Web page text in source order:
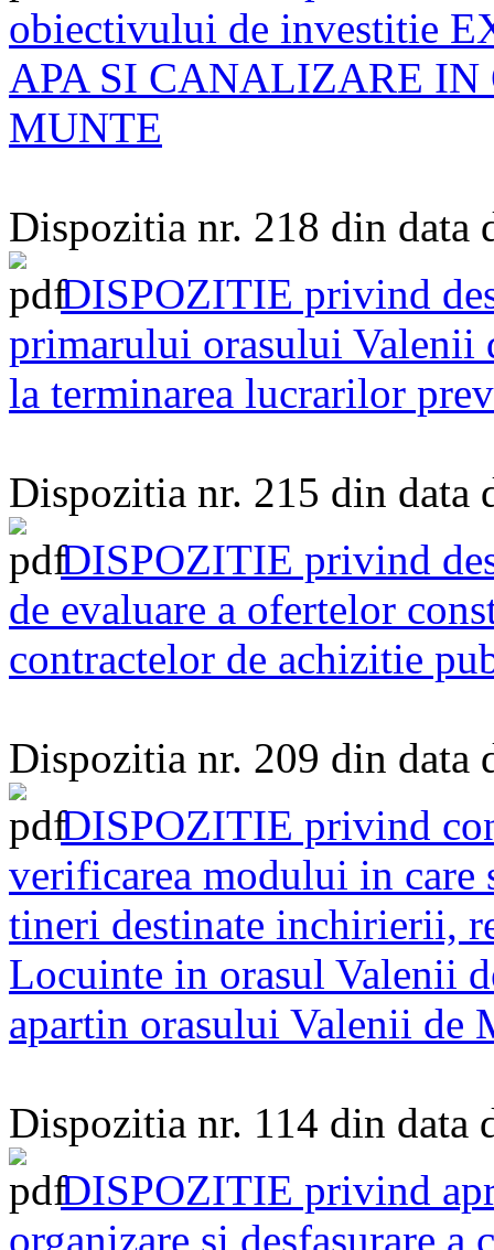
obiectivului de investitie
APA SI CANALIZARE
MUNTE
Dispozitia nr. 218 din data
DISPOZITIE privind
primarului orasului Valenii
la terminarea lucrarilor
Dispozitia nr. 215 din data
DISPOZITIE privind
de evaluare a ofertelor
contractelor de achizitie
Dispozitia nr. 209 din data
DISPOZITIE privind
verificarea modului in
tineri destinate inchirierii,
Locuinte in orasul Valenii
apartin orasului Valenii de
Dispozitia nr. 114 din data
DISPOZITIE privind
organizare si desfasurare